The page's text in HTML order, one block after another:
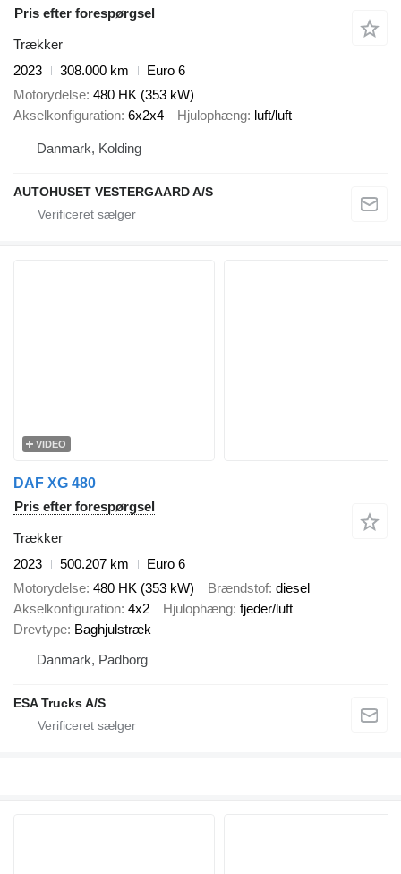
Pris efter forespørgsel
Trækker
2023
308.000 km
Euro 6
Motorydelse 480 HK (353 kW)
Akselkonfiguration 6x2x4 Hjulophæng luft/luft
Danmark, Kolding
AUTOHUSET VESTERGAARD A/S
VIDEO
DAF XG 480
Pris efter forespørgsel
Trækker
2023
500.207 km
Euro 6
Motorydelse 480 HK (353 kW) Brændstof diesel
Akselkonfiguration 4x2 Hjulophæng fjeder/luft
Drevtype Baghjulstræk
Danmark, Padborg
ESA Trucks A/S